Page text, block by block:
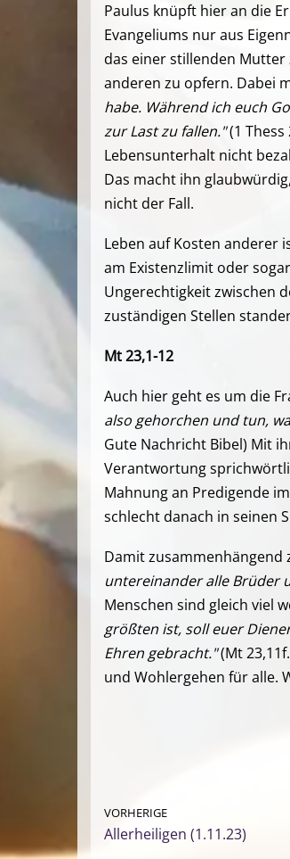
Paulus knüpft hier an die
Evangeliums nur aus
das einer stillenden Mutter
anderen zu opfern. Dabei
habe. Während ich euch
zur Last zu fallen."(1 Thess
Lebensunterhalt nicht
Das macht ihn
nicht der Fall.
Leben auf Kosten anderer
am Existenzlimit oder
Ungerechtigkeit zwischen
zuständigen Stellen
Mt 23,1-12
Auch hier geht es um die
also gehorchen und tun,
Gute Nachricht Bibel) Mit
Verantwortung
Mahnung an Predigende
schlecht danach in seinen
Damit zusammenhängend
untereinander alle Brüder
Menschen sind gleich viel
größten ist, soll euer
Ehren gebracht."(Mt
und Wohlergehen für alle.
VORHERIGE
Allerheiligen (1.11.23)